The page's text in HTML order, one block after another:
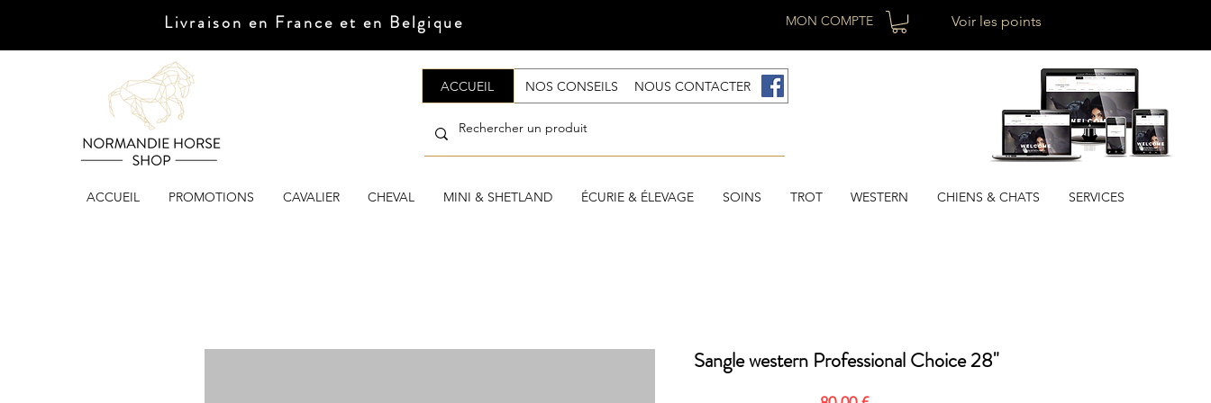
Livraison en France et en Belgique MON COMPTE Voir les points
ACCUEIL NOS CONSEILS NOUS CONTACTER .
ACCUEIL PROMOTIONS CAVALIER CHEVAL MINI & SHETLAND ÉCURIE & ÉLEVAGE SOINS TROT WESTERN CHIENS & CHATS SERVICES
Sangle western Professional Choice 28"